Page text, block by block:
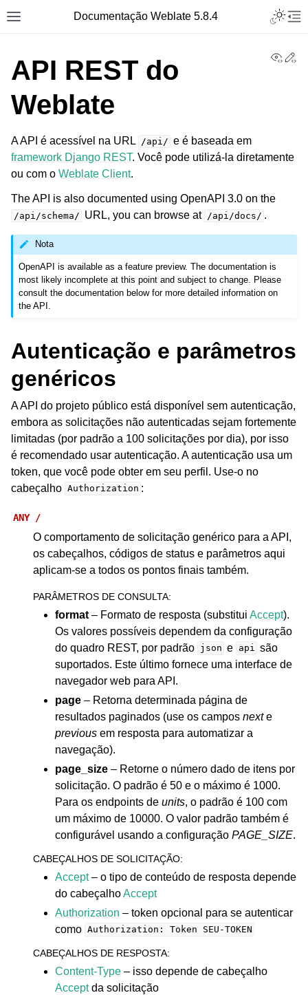
Toggle site navigation sidebar
Documentação Weblate 5.8.4 Toggle
navigation of Formatos de arquivos suportados
navigation of Instruções de configuração
API REST do
Weblate
A API é acessível na URL /api/ e é baseada em
framework Django REST. Você pode utilizá-la diretamente
ou com o Weblate Client.
The API is also documented using OpenAPI 3.0 on the
/api/schema/ URL, you can browse at /api/docs/ .
Nota
OpenAPI is available as a feature preview. The documentation is
most likely incomplete at this point and subject to change. Please
consult the documentation below for more detailed information on
the API.
Autenticação e parâmetros
genéricos
A API do projeto público está disponível sem autenticação,
embora as solicitações não autenticadas sejam fortemente
limitadas (por padrão a 100 solicitações por dia), por isso
é recomendado usar autenticação. A autenticação usa um
token, que você pode obter em seu perfil. Use-o no
cabeçalho Authorization :
ANY /
O comportamento de solicitação genérico para a API,
os cabeçalhos, códigos de status e parâmetros aqui
aplicam-se a todos os pontos finais também.
PARÂMETROS DE CONSULTA:
format – Formato de resposta (substitui Accept).
Os valores possíveis dependem da configuração
do quadro REST, por padrão json e api são
suportados. Este último fornece uma interface de
navegador web para API.
page – Retorna determinada página de
resultados paginados (use os campos nexte
previous em resposta para automatizar a
navegação).
page_size – Retorne o número dado de itens por
solicitação. O padrão é 50 e o máximo é 1000.
Para os endpoints de units, o padrão é 100 com
um máximo de 10000. O valor padrão também é
configurável usando a configuração PAGE_SIZE.
CABEÇALHOS DE SOLICITAÇÃO:
Accept– o tipo de conteúdo de resposta depende
do cabeçalhoAccept
Authorization – token opcional para se autenticar
como Authorization: Token SEU-TOKEN
CABEÇALHOS DE RESPOSTA:
Content-Type – isso depende de cabeçalho
Acceptda solicitação